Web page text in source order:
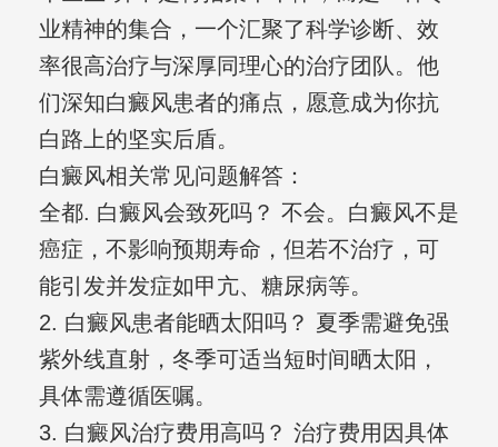
业精神的集合，一个汇聚了科学诊断、效
率很高治疗与深厚同理心的治疗团队。他
们深知白癜风患者的痛点，愿意成为你抗
白路上的坚实后盾。
白癜风相关常见问题解答：
全都. 白癜风会致死吗？ 不会。白癜风不是
癌症，不影响预期寿命，但若不治疗，可
能引发并发症如甲亢、糖尿病等。
2. 白癜风患者能晒太阳吗？ 夏季需避免强
紫外线直射，冬季可适当短时间晒太阳，
具体需遵循医嘱。
3. 白癜风治疗费用高吗？ 治疗费用因具体